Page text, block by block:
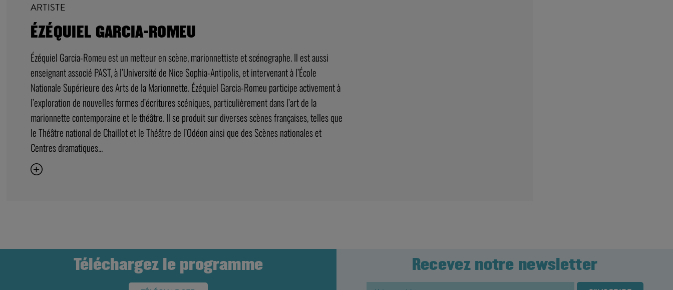
ARTISTE
ÉZÉQUIEL GARCIA-ROMEU
Ézéquiel Garcia-Romeu est un metteur en scène, marionnettiste et scénographe. Il est aussi
enseignant associé PAST, à l’Université de Nice Sophia-Antipolis, et intervenant à l’École
Nationale Supérieure des Arts de la Marionnette. Ézéquiel Garcia-Romeu participe activement à
l’exploration de nouvelles formes d’écritures scéniques, particulièrement dans l’art de la
marionnette contemporaine et le théâtre. Il se produit sur diverses scènes françaises, telles que
le Théâtre national de Chaillot et le Théâtre de l’Odéon ainsi que des Scènes nationales et
Centres dramatiques...
Téléchargez le programme Recevez notre newsletter